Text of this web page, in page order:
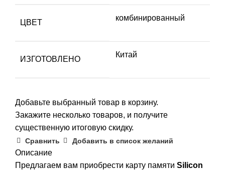
ЦВЕТ
комбинированный
ИЗГОТОВЛЕНО
Китай
Добавьте выбранный товар в корзину.
Закажите несколько товаров, и получите
существенную итоговую скидку.
Сравнить Добавить в список желаний
Описание
Предлагаем вам приобрести карту памяти Silicon